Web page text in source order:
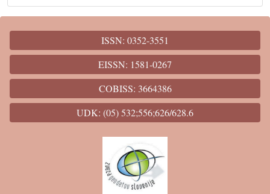
ISSN: 0352-3551
EISSN: 1581-0267
COBISS: 3664386
UDK: (05) 532;556;626/628.6